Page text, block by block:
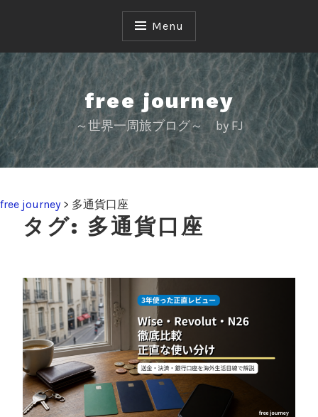
c
o
n
t
Menu
free journey
～世界一周旅ブログ～ by FJ
free journey> 多通貨口座
タグ: 多通貨口座